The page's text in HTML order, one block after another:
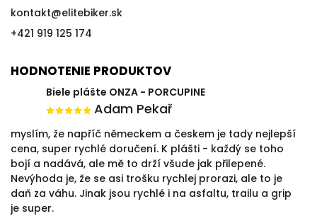
kontakt@elitebiker.sk
+421 919 125 174
HODNOTENIE PRODUKTOV
Biele plášte ONZA - PORCUPINE
Adam Pekař
myslím, že napříč německem a českem je tady nejlepší
cena, super rychlé doručení. K plášti - každý se toho
bojí a nadává, ale mě to drží všude jak přilepené.
Nevýhoda je, že se asi trošku rychlej prorazi, ale to je
daň za váhu. Jinak jsou rychlé i na asfaltu, trailu a grip
je super.